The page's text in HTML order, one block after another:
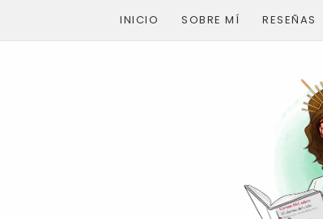
INICIO SOBRE MÍ RESEÑAS